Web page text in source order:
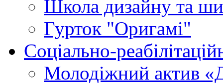
Школа дизайну та
Гурток "Оригамі"
Соціально-
Молодіжний актив